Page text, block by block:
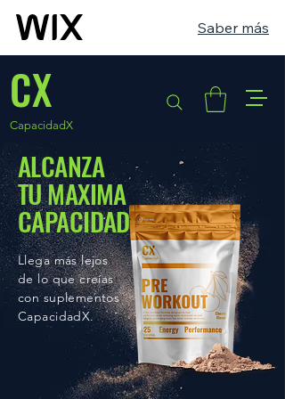
Saber más